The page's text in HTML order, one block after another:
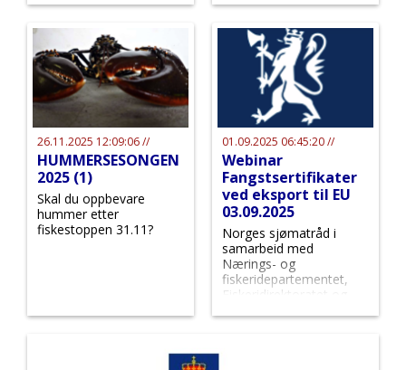
26.11.2025 12:09:06 //
HUMMERSESONGEN
2025 (1)
Skal du oppbevare
hummer etter
fiskestoppen 31.11?
01.09.2025 06:45:20 //
Webinar
Fangstsertifikater
ved eksport til EU
03.09.2025
Norges sjømatråd i
samarbeid med
Nærings- og
fiskeridepartementet,
Fiskeridirektoratet og